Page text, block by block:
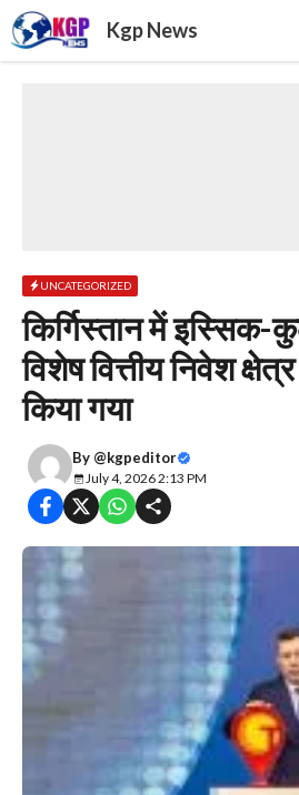
Skip
to
content
Kgp News
UNCATEGORIZED
किर्गिस्तान में इस्सिक-
विशेष वित्तीय निवेश
किया गया
By @kgpeditor
July 4, 2026 2:13 PM